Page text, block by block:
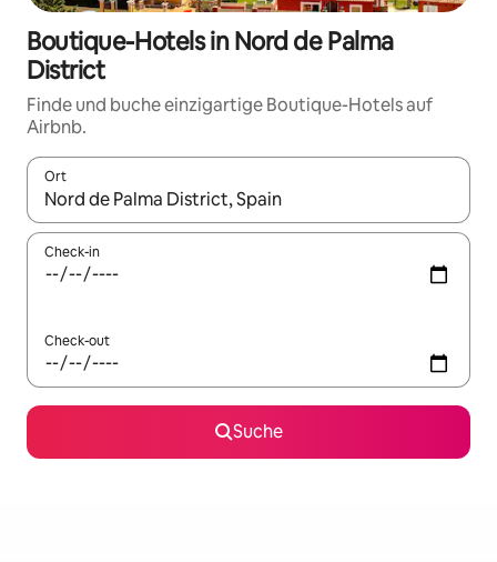
Boutique-Hotels in Nord de Palma
District
Finde und buche einzigartige Boutique-Hotels auf
Airbnb.
Ort
Wenn Ergebnisse verfügbar sind, navigiere mit den
Check-in
Check-out
Suche